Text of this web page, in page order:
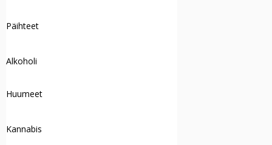
Päihteet
Alkoholi
Huumeet
Kannabis